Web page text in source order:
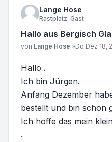
Lange Hose
Rastplatz-Gast
Hallo aus Bergisch
Beitrag
von Lange Hose »Do Dez 18,
Hallo .
Ich bin Jürgen.
Anfang Dezember
bestellt und bin schon
Ich hoffe das mein
.